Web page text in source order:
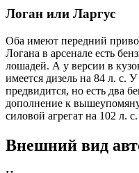
Логан или Ларгус
Оба имеют передний
Логана в арсенале есть
лошадей. А у версии в
имеется дизель на 84 л. с.
предвидится, но есть два
дополнение к
силовой агрегат на 102 л. с.
Внешний вид